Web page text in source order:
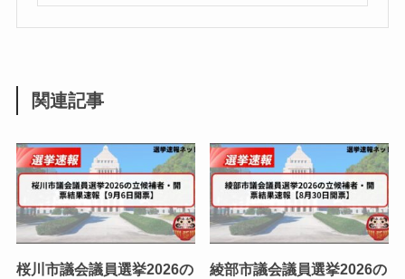
関連記事
桜川市議会議員選挙2026の
綾部市議会議員選挙2026の